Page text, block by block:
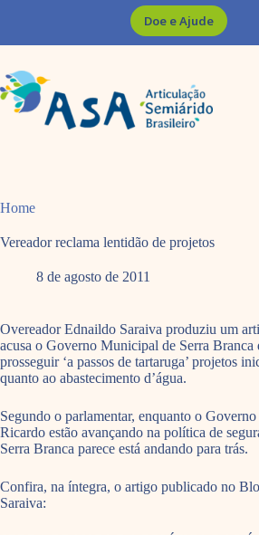
Doe e Ajude
Home
Vereador reclama lentidão de projetos
8 de agosto de 2011
Overeador Ednaildo Saraiva produziu um
acusa o Governo Municipal de Serra Branca
prosseguir ‘a passos de tartaruga’ projetos
quanto ao abastecimento d’água.
Segundo o parlamentar, enquanto o
Ricardo estão avançando na política de
Serra Branca parece está andando para trás.
Confira, na íntegra, o artigo publicado no
Saraiva: